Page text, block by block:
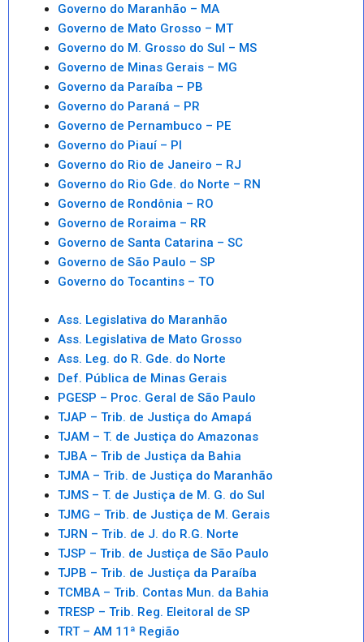
Governo do Maranhão – MA
Governo de Mato Grosso – MT
Governo do M. Grosso do Sul – MS
Governo de Minas Gerais – MG
Governo da Paraíba – PB
Governo do Paraná – PR
Governo de Pernambuco – PE
Governo do Piauí – PI
Governo do Rio de Janeiro – RJ
Governo do Rio Gde. do Norte – RN
Governo de Rondônia – RO
Governo de Roraima – RR
Governo de Santa Catarina – SC
Governo de São Paulo – SP
Governo do Tocantins – TO
Ass. Legislativa do Maranhão
Ass. Legislativa de Mato Grosso
Ass. Leg. do R. Gde. do Norte
Def. Pública de Minas Gerais
PGESP – Proc. Geral de São Paulo
TJAP – Trib. de Justiça do Amapá
TJAM – T. de Justiça do Amazonas
TJBA – Trib de Justiça da Bahia
TJMA – Trib. de Justiça do Maranhão
TJMS – T. de Justiça de M. G. do Sul
TJMG – Trib. de Justiça de M. Gerais
TJRN – Trib. de J. do R.G. Norte
TJSP – Trib. de Justiça de São Paulo
TJPB – Trib. de Justiça da Paraíba
TCMBA – Trib. Contas Mun. da Bahia
TRESP – Trib. Reg. Eleitoral de SP
TRT – AM 11ª Região